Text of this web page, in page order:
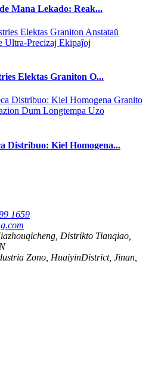
Mana Lekado: Reak...
Elektas Graniton O...
Distribuo: Kiel Homogena...
1659
Distrikto Tianqiao,
Zono, HuaiyinDistrict, Jinan,